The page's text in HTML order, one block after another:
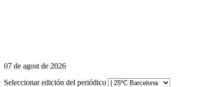
07 de agost de 2026
Seleccionar edición del periódico